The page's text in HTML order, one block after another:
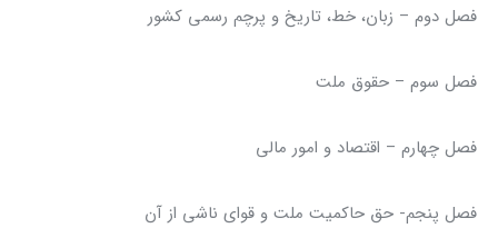
فصل دوم – زبان، خط، تاریخ و پرچم رسمی کشور
فصل سوم – حقوق ملت
فصل چهارم – اقتصاد و امور مالی
فصل پنجم- حق حاکمیت ملت و قوای ناشی از آن